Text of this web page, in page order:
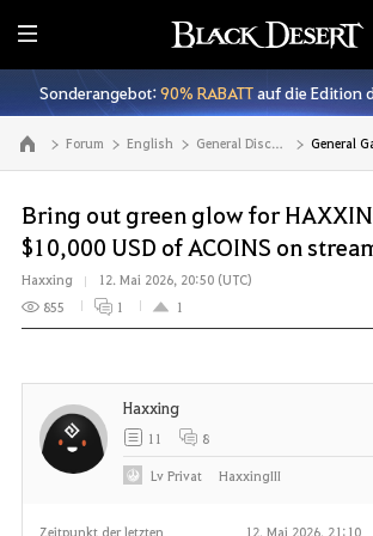
A
l
l
e
Sonderangebot:90% RABATTauf die Edition
Zur Hauptseite Forum English General Discussion General
Bring out green glow for
$10,000 USD of ACOINS on
Haxxing
12. Mai 2026, 20:50 (UTC)
855
1 1
Zeitpunkt der letzten
12. Mai 2026, 21:10
Haxxing
11 8
LvPrivat HaxxingIII